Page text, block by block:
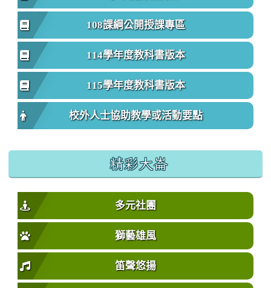
108課綱公開授課專區
114學年度教科書版本
115學年度教科書版本
校外人士協助教學或活動要點
精彩大崙
多元社團
獅藝雄風
笛聲悠揚